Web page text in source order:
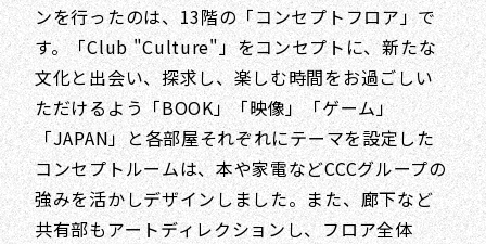
ンを行ったのは、13階の「コンセプトフロア」で
す。「Club "Culture"」をコンセプトに、新たな
文化と出会い、探求し、楽しむ時間をお過ごしい
ただけるよう「BOOK」「映像」「ゲーム」
「JAPAN」と各部屋それぞれにテーマを設定した
コンセプトルームは、本や家電などCCCグループの
強みを活かしデザインしました。また、廊下など
共有部もアートディレクションし、フロア全体